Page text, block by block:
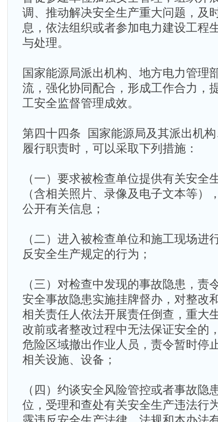
调、推动解决安全生产重大问题，及
息，依法组织或者参加电力建设工程
与处理。
国家能源局派出机构、地方电力管理
流，强化协同配合，形成工作合力，
工安全监督管理成效。
第四十四条 国家能源局及其派出机
履行职责时，可以采取下列措施：
（一）要求被检查单位提供有关安全
（含相关照片、录像及电子文本等）
公开有关信息；
（二）进入被检查单位和施工现场进
反安全生产规定的行为；
（三）对检查中发现的事故隐患，责
安全事故隐患实施挂牌督办，对整改
相关责任人依法开展责任倒查，重大
改前或者整改过程中无法保证安全的
危险区域撤出作业人员，责令暂时停
相关设施、设备；
（四）约谈安全风险管控或者事故隐
位，受理和查处有关安全生产违法行